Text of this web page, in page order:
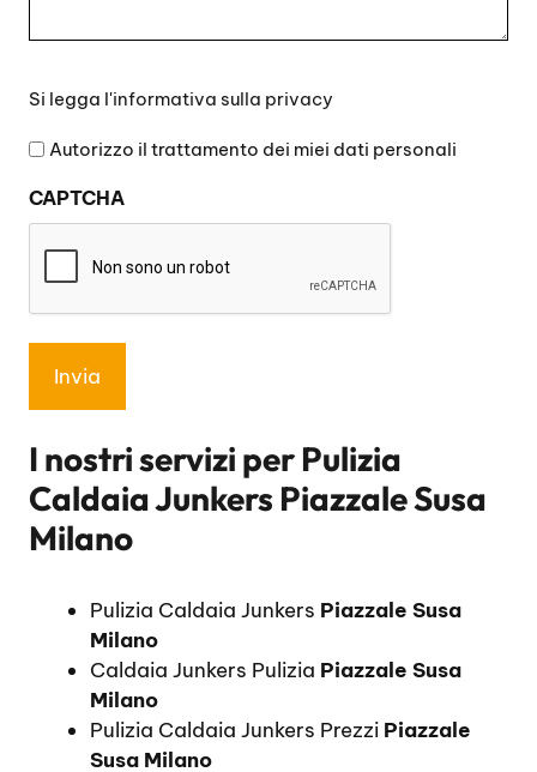
legga
l'informativa
privacy
Si legga l'informativa sulla privacy
Autorizzo il trattamento dei miei dati personali
CAPTCHA
I nostri servizi perPulizia
Caldaia Junkers Piazzale Susa
Milano
Pulizia Caldaia Junkers Piazzale Susa
Milano
Caldaia Junkers Pulizia Piazzale Susa
Milano
Pulizia Caldaia Junkers Prezzi Piazzale
Susa Milano